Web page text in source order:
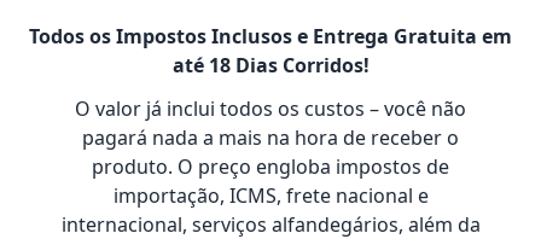
Todos os Impostos Inclusos e Entrega Gratuita em
até 18 Dias Corridos!
O valor já inclui todos os custos – você não
pagará nada a mais na hora de receber o
produto. O preço engloba impostos de
importação, ICMS, frete nacional e
internacional, serviços alfandegários, além da